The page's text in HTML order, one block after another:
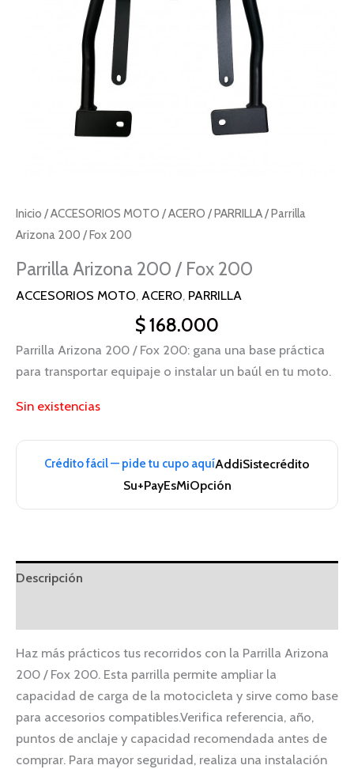
Inicio /ACCESORIOS MOTO /ACERO /PARRILLA/ Parrilla
Arizona 200 / Fox 200
Parrilla Arizona 200 / Fox 200
ACCESORIOS MOTO, ACERO, PARRILLA
$168.000
Parrilla Arizona 200 / Fox 200: gana una base práctica
para transportar equipaje o instalar un baúl en tu moto.
Sin existencias
Crédito fácil — pide tu cupo aquíAddiSistecrédito
Su+PayEsMiOpción
Descripción
Haz más prácticos tus recorridos con la Parrilla Arizona
200 / Fox 200. Esta parrilla permite ampliar la
capacidad de carga de la motocicleta y sirve como base
para accesorios compatibles.Verifica referencia, año,
puntos de anclaje y capacidad recomendada antes de
comprar. Para mayor seguridad, realiza una instalación